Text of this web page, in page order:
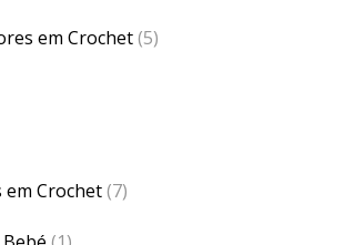
em Crochet(5)
Crochet(7)